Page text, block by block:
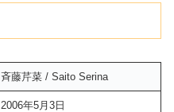
斉藤芹菜 / Saito Serina
2006年5月3日